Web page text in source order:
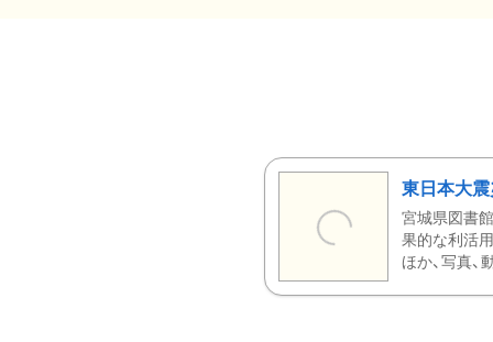
東日本大
宮城県図書
果的な利活
ほか、写真、